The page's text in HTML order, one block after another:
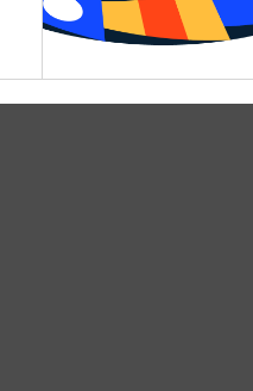
вокзалу: